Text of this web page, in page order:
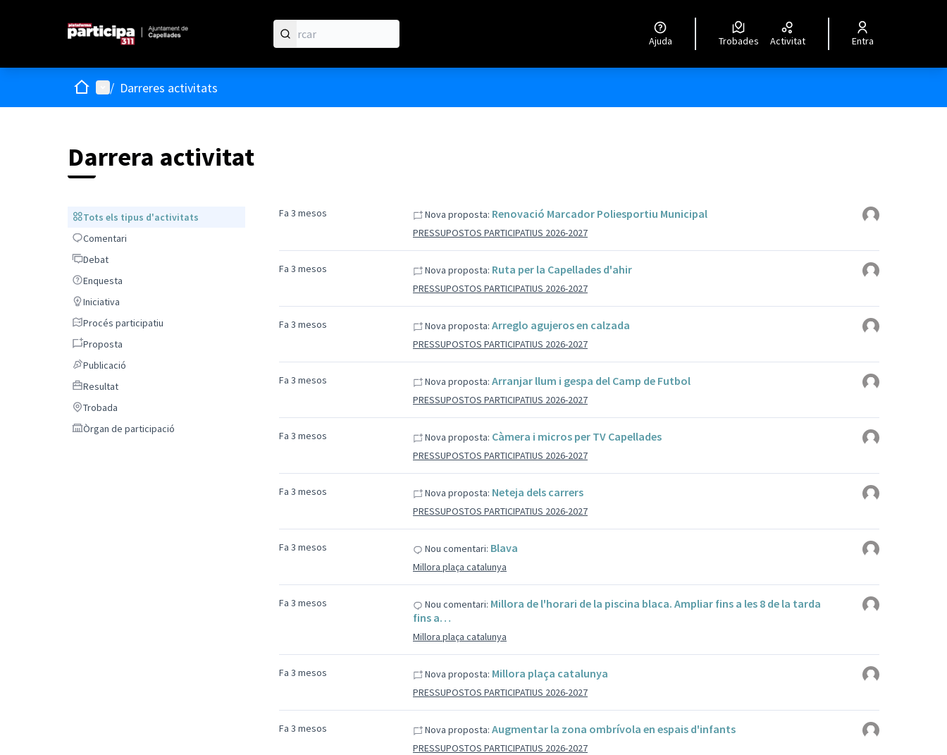
Ajuda Trobades Activitat Entra
Inici Menú principal
/ Darreres activitats
Darrera activitat
Tots els tipus d'activitats
Tots els tipus d'activitats
Comentari
Comentari
DebatDebat
Enquesta
Enquesta
Iniciativa
Iniciativa
Procés participatiu
Procés participatiu
Proposta
Proposta
Publicació
Publicació
Resultat
Resultat
Trobada
Trobada
Òrgan de participació
Òrgan de participació
Fa 3 mesos Nova proposta: Renovació Marcador Poliesportiu Municipal
PRESSUPOSTOS PARTICIPATIUS 2026-2027
Fa 3 mesos Nova proposta: Ruta per la Capellades d'ahir
PRESSUPOSTOS PARTICIPATIUS 2026-2027
Fa 3 mesos Nova proposta: Arreglo agujeros en calzada
PRESSUPOSTOS PARTICIPATIUS 2026-2027
Fa 3 mesos Nova proposta: Arranjar llum i gespa del Camp de Futbol
PRESSUPOSTOS PARTICIPATIUS 2026-2027
Fa 3 mesos Nova proposta: Càmera i micros per TV Capellades
PRESSUPOSTOS PARTICIPATIUS 2026-2027
Fa 3 mesos Nova proposta: Neteja dels carrers
PRESSUPOSTOS PARTICIPATIUS 2026-2027
Fa 3 mesos Nou comentari: Blava
Millora plaça catalunya
Fa 3 mesos Nou comentari: Millora de l'horari de la piscina blaca. Ampliar fins a les 8 de la tarda
fins a…
Millora plaça catalunya
Fa 3 mesos Nova proposta: Millora plaça catalunya
PRESSUPOSTOS PARTICIPATIUS 2026-2027
Fa 3 mesos Nova proposta: Augmentar la zona ombrívola en espais d'infants
PRESSUPOSTOS PARTICIPATIUS 2026-2027